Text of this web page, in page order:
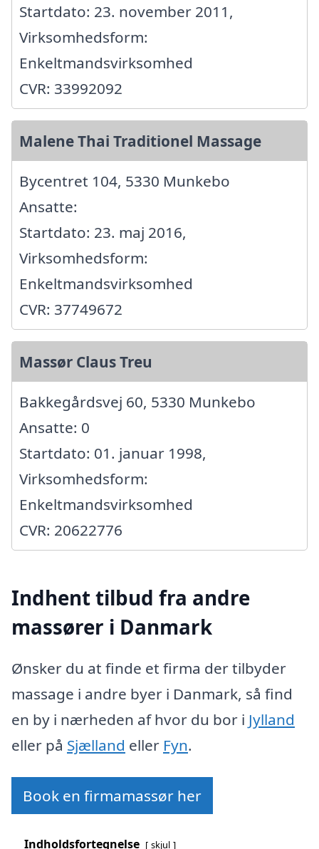
Startdato: 23. november 2011,
Virksomhedsform:
Enkeltmandsvirksomhed
CVR: 33992092
Malene Thai Traditionel Massage
Bycentret 104, 5330 Munkebo
Ansatte:
Startdato: 23. maj 2016,
Virksomhedsform:
Enkeltmandsvirksomhed
CVR: 37749672
Massør Claus Treu
Bakkegårdsvej 60, 5330 Munkebo
Ansatte: 0
Startdato: 01. januar 1998,
Virksomhedsform:
Enkeltmandsvirksomhed
CVR: 20622776
Indhent tilbud fra andre
massører i Danmark
Ønsker du at finde et firma der tilbyder
massage i andre byer i Danmark, så find
en by i nærheden af hvor du bor i Jylland
eller på Sjælland eller Fyn.
Book en firmamassør her
Indholdsfortegnelse skjul